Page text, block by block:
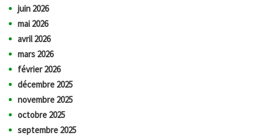
juin 2026
mai 2026
avril 2026
mars 2026
février 2026
décembre 2025
novembre 2025
octobre 2025
septembre 2025